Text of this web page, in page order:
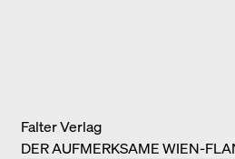
DER AUFMERKSAME WIEN-
Falter Verlag